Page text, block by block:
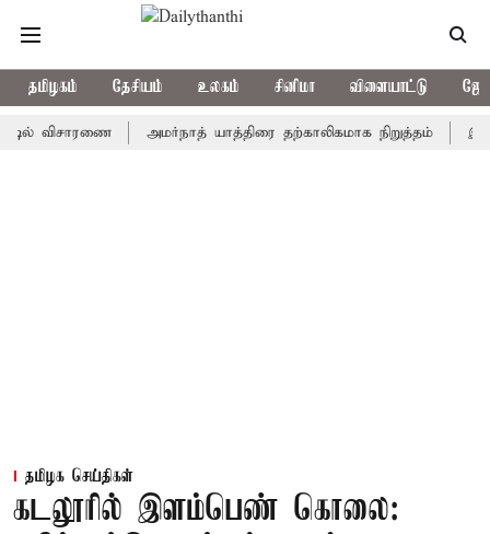
தமிழகம் தேசியம் உலகம் சினிமா விளையாட்டு
அமர்நாத் யாத்திரை தற்காலிகமாக நிறுத்தம்
தமிழக செய்திகள்
கடலூரில் இளம்பெண் கொலை: